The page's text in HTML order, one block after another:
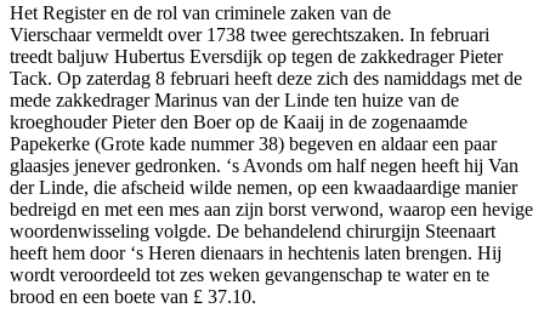
Het Register en de rol van criminele zaken van de
Vierschaar vermeldt over 1738 twee gerechtszaken. In februari
treedt baljuw Hubertus Eversdijk op tegen de zakkedrager Pieter
Tack. Op zaterdag 8 februari heeft deze zich des namiddags met de
mede zakkedrager Marinus van der Linde ten huize van de
kroeghouder Pieter den Boer op de Kaaij in de zogenaamde
Papekerke (Grote kade nummer 38) begeven en aldaar een paar
glaasjes jenever gedronken. ‘s Avonds om half negen heeft hij Van
der Linde, die afscheid wilde nemen, op een kwaadaardige manier
bedreigd en met een mes aan zijn borst verwond, waarop een hevige
woordenwisseling volgde. De behandelend chirurgijn Steenaart
heeft hem door ‘s Heren dienaars in hechtenis laten brengen. Hij
wordt veroordeeld tot zes weken gevangenschap te water en te
brood en een boete van £ 37.10.